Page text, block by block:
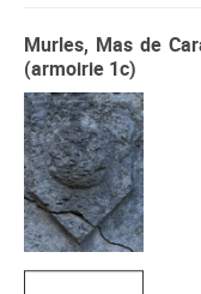
Murles, Mas de
(armoirie 1c)